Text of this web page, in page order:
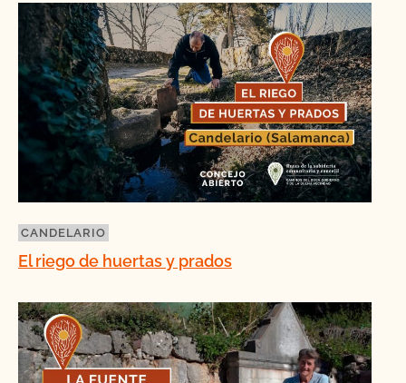
CANDELARIO
El riego de huertas y prados